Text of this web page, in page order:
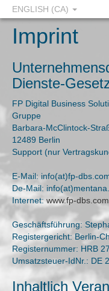
ENGLISH (CA)
Imprint
Dienste-
FP Digital Business
Gruppe
Barbara-McClintock-
12489 Berlin
Support (nur
E-Mail: info(at)fp-
De-Mail:
Internet:www.fp-dbs.com
Geschäftsführung:
Registergericht: Berlin-
Registernummer: HRB
Umsatzsteuer-IdNr.: DE
Inhaltlich